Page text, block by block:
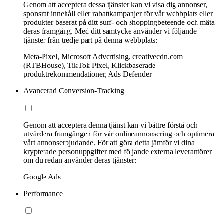
Genom att acceptera dessa tjänster kan vi visa dig annonser,
sponsrat innehåll eller rabattkampanjer för vår webbplats eller
produkter baserat på ditt surf- och shoppingbeteende och mäta
deras framgång. Med ditt samtycke använder vi följande
tjänster från tredje part på denna webbplats:
Meta-Pixel, Microsoft Advertising, creativecdn.com
(RTBHouse), TikTok Pixel, Klickbaserade
produktrekommendationer, Ads Defender
Avancerad Conversion-Tracking
Genom att acceptera denna tjänst kan vi bättre förstå och
utvärdera framgången för vår onlineannonsering och optimera
vårt annonserbjudande. För att göra detta jämför vi dina
krypterade personuppgifter med följande externa leverantörer
om du redan använder deras tjänster:
Google Ads
Performance